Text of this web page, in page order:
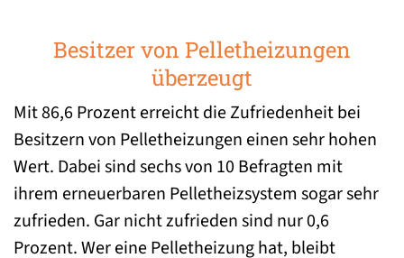
Besitzer von Pelletheizungen
überzeugt
Mit 86,6 Prozent erreicht die Zufriedenheit bei
Besitzern von Pelletheizungen einen sehr hohen
Wert. Dabei sind sechs von 10 Befragten mit
ihrem erneuerbaren Pelletheizsystem sogar sehr
zufrieden. Gar nicht zufrieden sind nur 0,6
Prozent. Wer eine Pelletheizung hat, bleibt